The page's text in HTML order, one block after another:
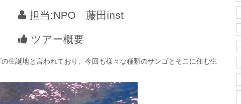
担当:NPO 藤田inst
ツアー概要
生誕地と言われており、今回も様々な種類のサンゴとそこに住む生